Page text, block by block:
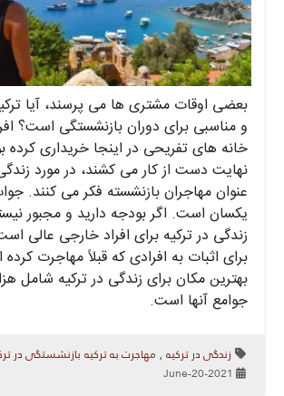
بعضی اوقات مشتری ها می پرسند، آیا
و مناسبی برای دوران بازنشستگی است؟
خانه های تفریحی در اینجا خریداری کرده
نهایت دست از کار می کشند، در مورد
عنوان مهاجران بازنشسته فکر می کنند.
یکسان است. اگر بودجه دارید و مجبور
زندگی در ترکیه برای افراد خارجی عالی
برای اثبات به افرادی که قبلاً مهاجرت کرده
بهترین مکان برای زندگی در ترکیه شامل
جوامع آنها است.
زندگی در ترکیه , مهاجرت به ترکیه بازنشستگی در